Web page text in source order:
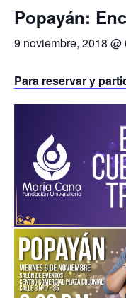
Popayán:
9 noviembre, 2018 @
Para reservar y